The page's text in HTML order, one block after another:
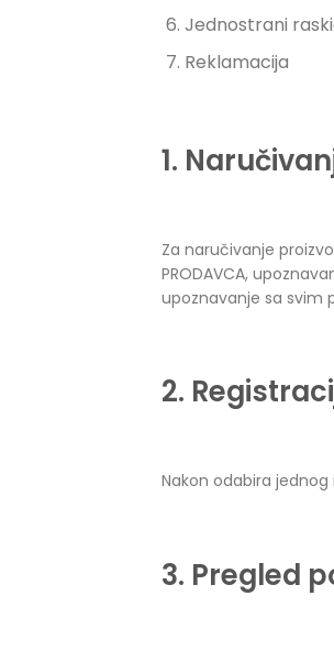
Jednostrani
Reklamacija
1.
Za naručivanje
PRODAVCA,
upoznavanje sa svim
2.
Nakon odabira
3. Pregled